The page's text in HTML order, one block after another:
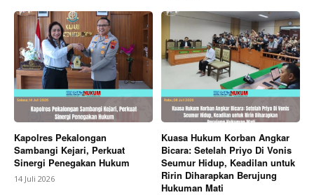
Kapolres Pekalongan
Sambangi Kejari, Perkuat
Sinergi Penegakan Hukum
14 Juli 2026
Kuasa Hukum Korban Angkar
Bicara: Setelah Priyo Di Vonis
Seumur Hidup, Keadilan untuk
Ririn Diharapkan Berujung
Hukuman Mati